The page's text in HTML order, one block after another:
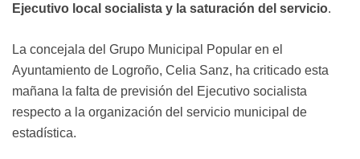
Ejecutivo local socialista y la saturación del servicio.
La concejala del Grupo Municipal Popular en el
Ayuntamiento de Logroño, Celia Sanz, ha criticado esta
mañana la falta de previsión del Ejecutivo socialista
respecto a la organización del servicio municipal de
estadística.